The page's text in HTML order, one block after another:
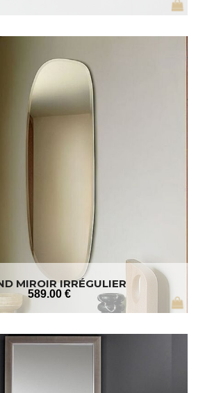
MIROIR IRRÉGULIER
589.00 €